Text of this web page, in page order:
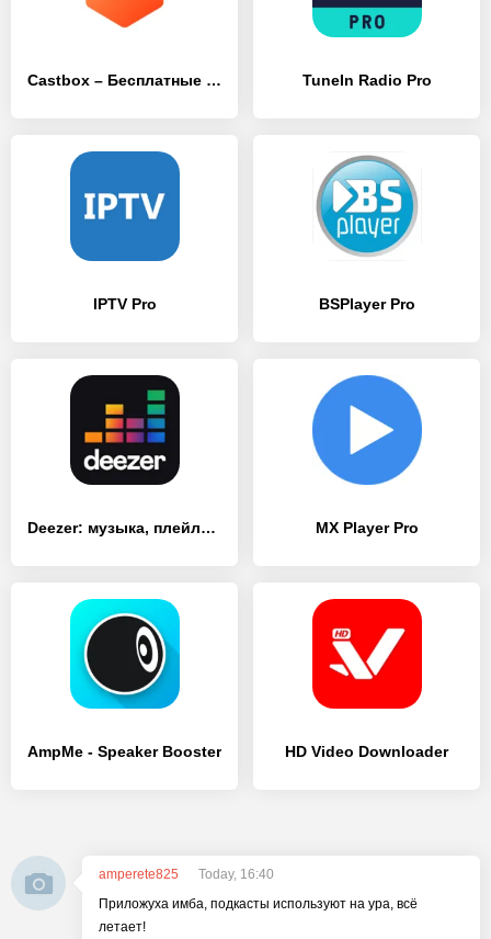
Castbox – Бесплатные и Популярные подкасты TuneIn Radio Pro
IPTV Pro BSPlayer Pro
Deezer: музыка, плейлисты и подкасты MX Player Pro
AmpMe - Speaker Booster HD Video Downloader
amperete825
Today, 16:40
Приложуха имба, подкасты используют на ура, всё
летает!